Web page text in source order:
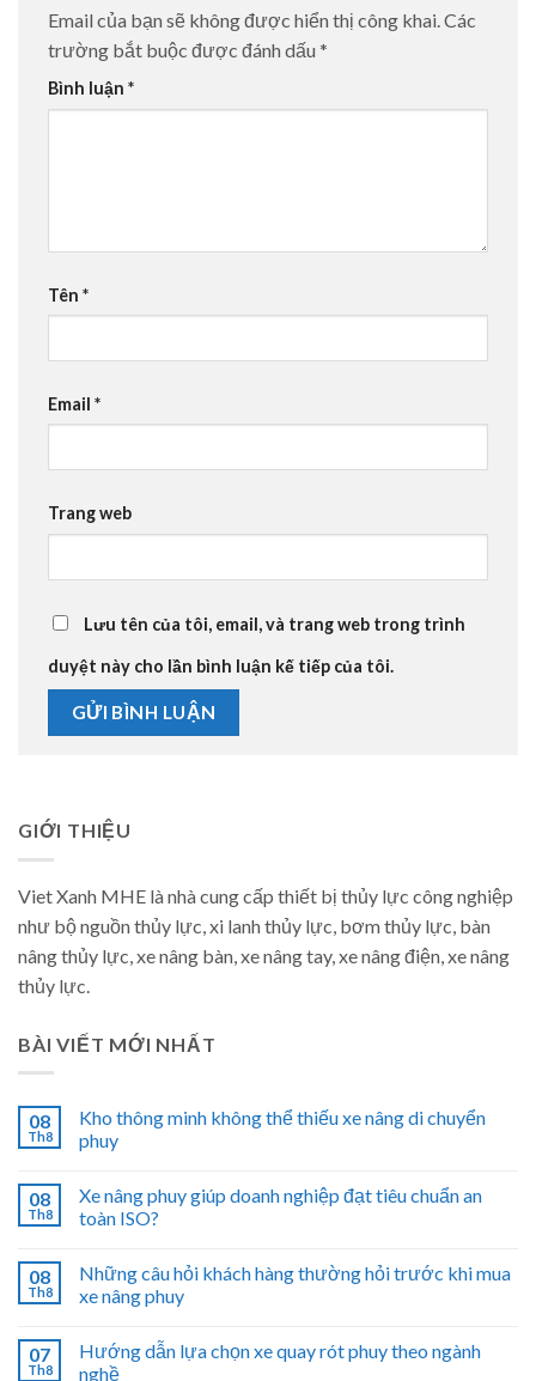
Email của bạn sẽ không được hiển thị công khai.Các
trường bắt buộc được đánh dấu *
Bình luận *
Tên *
Email *
Trang web
Lưu tên của tôi, email, và trang web trong trình
duyệt này cho lần bình luận kế tiếp của tôi.
GIỚI THIỆU
Viet Xanh MHE là nhà cung cấp thiết bị thủy lực công nghiệp
như bộ nguồn thủy lực, xi lanh thủy lực, bơm thủy lực, bàn
nâng thủy lực, xe nâng bàn, xe nâng tay, xe nâng điện, xe nâng
thủy lực.
BÀI VIẾT MỚI NHẤT
08
Th8
Kho thông minh không thể thiếu xe nâng di chuyển
phuy
08
Th8
Xe nâng phuy giúp doanh nghiệp đạt tiêu chuẩn an
toàn ISO?
08
Th8
Những câu hỏi khách hàng thường hỏi trước khi mua
xe nâng phuy
07
Th8
Hướng dẫn lựa chọn xe quay rót phuy theo ngành
nghề